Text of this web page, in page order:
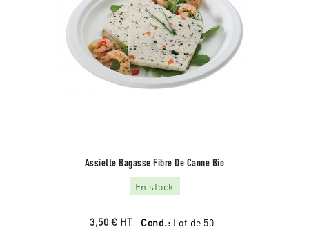
Assiette Bagasse Fibre De Canne Bio
En stock
3,50 € HT Cond.: Lot de 50